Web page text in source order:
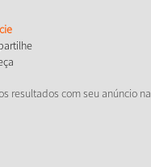
resultados com seu anúncio na